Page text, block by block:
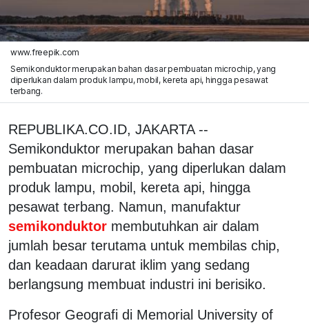
www.freepik.com
Semikonduktor merupakan bahan dasar pembuatan microchip, yang
diperlukan dalam produk lampu, mobil, kereta api, hingga pesawat
terbang.
REPUBLIKA.CO.ID, JAKARTA --
Semikonduktor merupakan bahan dasar
pembuatan microchip, yang diperlukan dalam
produk lampu, mobil, kereta api, hingga
pesawat terbang. Namun, manufaktur
semikonduktor membutuhkan air dalam
jumlah besar terutama untuk membilas chip,
dan keadaan darurat iklim yang sedang
berlangsung membuat industri ini berisiko.
Profesor Geografi di Memorial University of